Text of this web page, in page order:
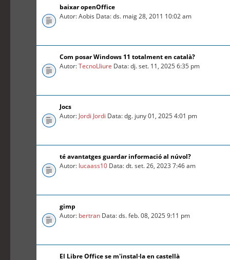
baixar openOffice
Autor: Aobis Data: ds. maig 28, 2011 10:02 am
Com posar Windows 11 totalment en català?
Autor:TecnoLliure Data: dj. set. 11, 2025 6:35 pm
Jocs
Autor: Jordi Jordi Data: dg. juny 01, 2025 4:01 pm
té avantatges guardar informació al núvol?
Autor: lucaass10 Data: dt. set. 26, 2023 7:46 am
gimp
Autor: bertran Data: ds. feb. 08, 2025 9:11 pm
El Libre Office se m'instal·la en castellà